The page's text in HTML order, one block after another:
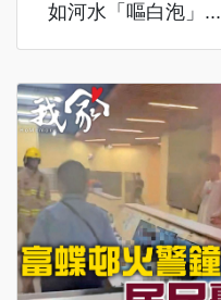
如河水「嘔白泡」...